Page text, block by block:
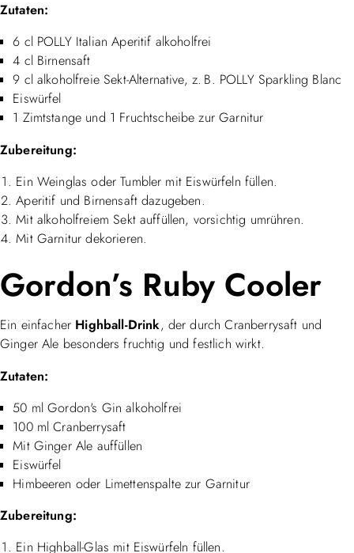
Zutaten:
6 cl POLLY Italian Aperitif alkoholfrei
4 cl Birnensaft
9 cl alkoholfreie Sekt-Alternative, z. B. POLLY Sparkling Blanc
Eiswürfel
1 Zimtstange und 1 Fruchtscheibe zur Garnitur
Zubereitung:
Ein Weinglas oder Tumbler mit Eiswürfeln füllen.
Aperitif und Birnensaft dazugeben.
Mit alkoholfreiem Sekt auffüllen, vorsichtig umrühren.
Mit Garnitur dekorieren.
Gordon’s Ruby Cooler
Ein einfacher Highball-Drink, der durch Cranberrysaft und
Ginger Ale besonders fruchtig und festlich wirkt.
Zutaten:
50 ml Gordon's Gin alkoholfrei
100 ml Cranberrysaft
Mit Ginger Ale auffüllen
Eiswürfel
Himbeeren oder Limettenspalte zur Garnitur
Zubereitung:
Ein Highball-Glas mit Eiswürfeln füllen.